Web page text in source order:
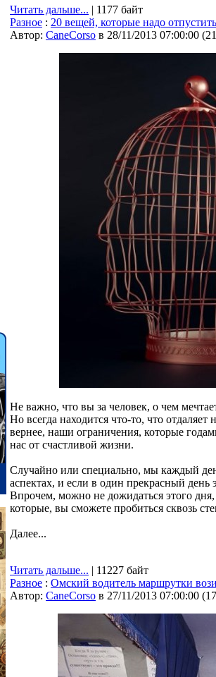
Читать дальше... | 1177 байт
Разное : 20 вещей, которые надо
Автор: CaneCorso в 28/11/2013 07:00:00 (
Не важно, что вы за человек, о чем
Но всегда находится что-то, что
вернее, наши ограничения, которые
нас от счастливой жизни.
Случайно или специально, мы каждый
аспектах, и если в один прекрасный день
Впрочем, можно не дожидаться этого
которые, вы сможете пробиться сквозь
Далее...
Читать дальше... | 11227 байт
Разное : Омский водитель маршрутки
Автор: CaneCorso в 27/11/2013 07:00:00 (